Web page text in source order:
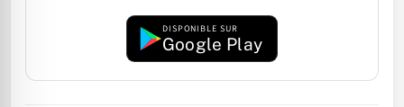
DISPONIBLE SUR
Google Play